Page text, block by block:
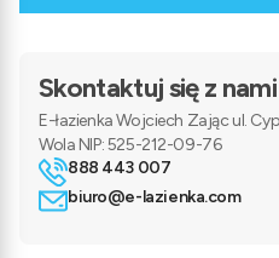
Skontaktuj się z nami
E-łazienka Wojciech Zając ul.
Wola NIP: 525-212-09-76
888 443 007
biuro@e-lazienka.com